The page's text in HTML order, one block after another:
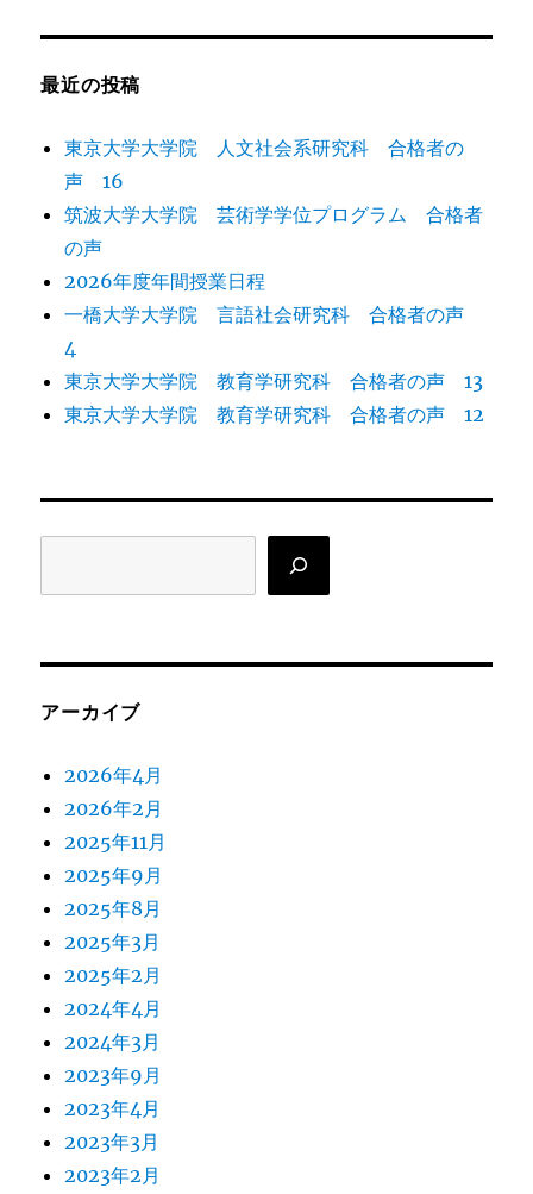
最近の投稿
東京大学大学院 人文社会系研究科 合格者の
声 16
筑波大学大学院 芸術学学位プログラム 合格者
の声
2026年度年間授業日程
一橋大学大学院 言語社会研究科 合格者の声
4
東京大学大学院 教育学研究科 合格者の声 13
東京大学大学院 教育学研究科 合格者の声 12
アーカイブ
2026年4月
2026年2月
2025年11月
2025年9月
2025年8月
2025年3月
2025年2月
2024年4月
2024年3月
2023年9月
2023年4月
2023年3月
2023年2月